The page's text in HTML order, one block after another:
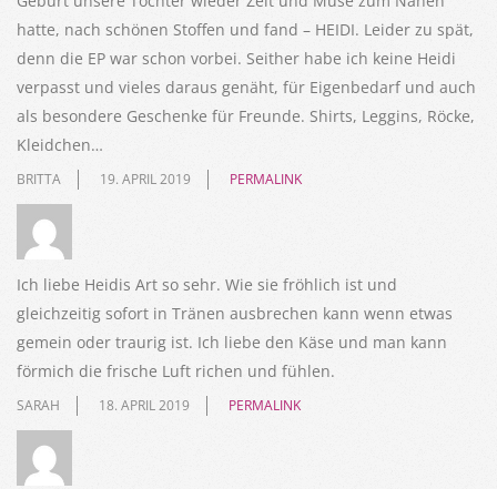
hatte, nach schönen Stoffen und fand – HEIDI. Leider zu spät,
denn die EP war schon vorbei. Seither habe ich keine Heidi
verpasst und vieles daraus genäht, für Eigenbedarf und auch
als besondere Geschenke für Freunde. Shirts, Leggins, Röcke,
Kleidchen…
BRITTA 19. APRIL 2019 PERMALINK
Ich liebe Heidis Art so sehr. Wie sie fröhlich ist und
gleichzeitig sofort in Tränen ausbrechen kann wenn etwas
gemein oder traurig ist. Ich liebe den Käse und man kann
förmich die frische Luft richen und fühlen.
SARAH 18. APRIL 2019 PERMALINK